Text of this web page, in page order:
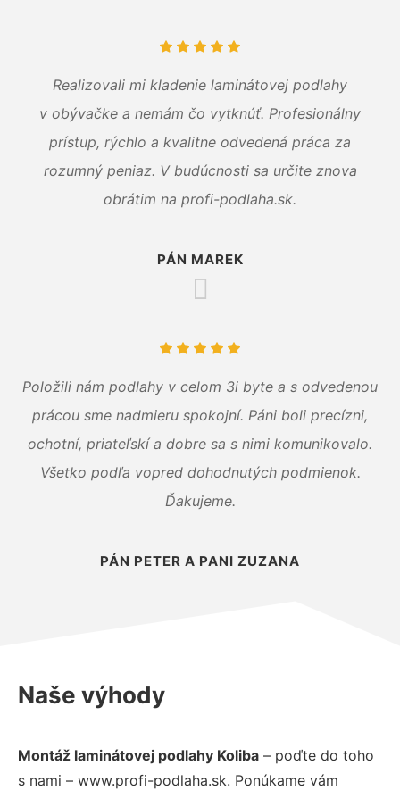
Realizovali mi kladenie laminátovej podlahy
v obývačke a nemám čo vytknúť. Profesionálny
prístup, rýchlo a kvalitne odvedená práca za
rozumný peniaz. V budúcnosti sa určite znova
obrátim na profi-podlaha.sk.
PÁN MAREK
Položili nám podlahy v celom 3i byte a s odvedenou
prácou sme nadmieru spokojní. Páni boli precízni,
ochotní, priateľskí a dobre sa s nimi komunikovalo.
Všetko podľa vopred dohodnutých podmienok.
Ďakujeme.
PÁN PETER A PANI ZUZANA
Naše výhody
Montáž laminátovej podlahy Koliba – poďte do toho
s nami – www.profi-podlaha.sk. Ponúkame vám